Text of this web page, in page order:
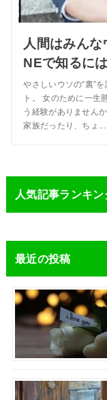
人間はみん
NEで知るに
やさしいウソの“裏”
ト。 女のために一
う経験がありません
家族だったり、ちょ...
人気記事ランキ
最近の投稿